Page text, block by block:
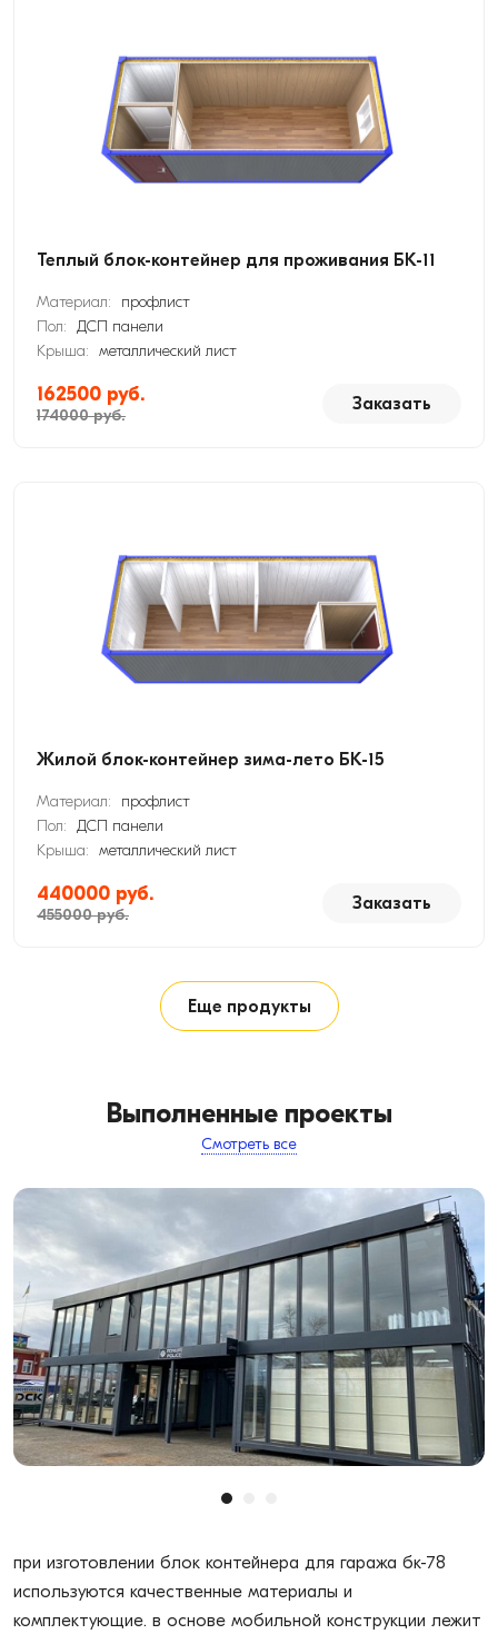
Теплый блок-контейнер для проживания БК-11
Материал:
профлист
Пол: ДСП панели
Крыша: металлический лист
162500 руб.
174000 руб.
Заказать
Жилой блок-контейнер зима-лето БК-15
Материал:
профлист
Пол: ДСП панели
Крыша: металлический лист
440000 руб.
455000 руб.
Заказать
Еще продукты
Выполненные проекты
Смотреть все
при изготовлении блок контейнера для гаража бк-78
используются качественные материалы и
комплектующие. в основе мобильной конструкции лежит